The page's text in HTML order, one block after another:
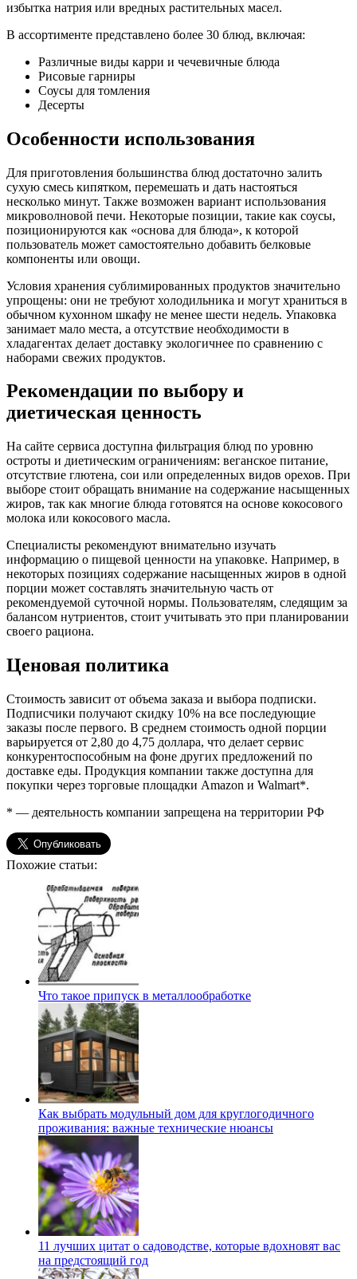
избытка натрия или вредных растительных масел.
В ассортименте представлено более 30 блюд, включая:
Различные виды карри и чечевичные блюда
Рисовые гарниры
Соусы для томления
Десерты
Особенности использования
Для приготовления большинства блюд достаточно залить
сухую смесь кипятком, перемешать и дать настояться
несколько минут. Также возможен вариант использования
микроволновой печи. Некоторые позиции, такие как соусы,
позиционируются как «основа для блюда», к которой
пользователь может самостоятельно добавить белковые
компоненты или овощи.
Условия хранения сублимированных продуктов значительно
упрощены: они не требуют холодильника и могут храниться в
обычном кухонном шкафу не менее шести недель. Упаковка
занимает мало места, а отсутствие необходимости в
хладагентах делает доставку экологичнее по сравнению с
наборами свежих продуктов.
Рекомендации по выбору и
диетическая ценность
На сайте сервиса доступна фильтрация блюд по уровню
остроты и диетическим ограничениям: веганское питание,
отсутствие глютена, сои или определенных видов орехов. При
выборе стоит обращать внимание на содержание насыщенных
жиров, так как многие блюда готовятся на основе кокосового
молока или кокосового масла.
Специалисты рекомендуют внимательно изучать
информацию о пищевой ценности на упаковке. Например, в
некоторых позициях содержание насыщенных жиров в одной
порции может составлять значительную часть от
рекомендуемой суточной нормы. Пользователям, следящим за
балансом нутриентов, стоит учитывать это при планировании
своего рациона.
Ценовая политика
Стоимость зависит от объема заказа и выбора подписки.
Подписчики получают скидку 10% на все последующие
заказы после первого. В среднем стоимость одной порции
варьируется от 2,80 до 4,75 доллара, что делает сервис
конкурентоспособным на фоне других предложений по
доставке еды. Продукция компании также доступна для
покупки через торговые площадки Amazon и Walmart*.
* — деятельность компании запрещена на территории РФ
Похожие статьи:
Что такое припуск в металлообработке
Как выбрать модульный дом для круглогодичного
проживания: важные технические нюансы
11 лучших цитат о садоводстве, которые вдохновят вас
на предстоящий год